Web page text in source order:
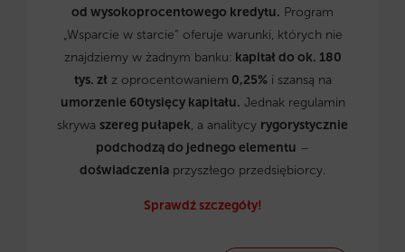
od wysokoprocentowego kredytu. Program
„Wsparcie w starcie” oferuje warunki, których nie
znajdziemy w żadnym banku: kapitał do ok. 180
tys. zł z oprocentowaniem 0,25%i szansą na
umorzenie 60tysięcy kapitału. Jednak regulamin
skrywa szereg pułapek, a analitycy rygorystycznie
podchodzą do jednego elementu –
doświadczenia przyszłego przedsiębiorcy.
Sprawdź szczegóły!